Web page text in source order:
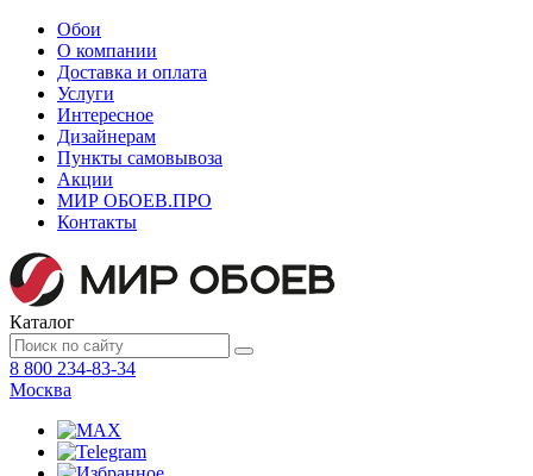
Обои
О компании
Доставка и оплата
Услуги
Интересное
Дизайнерам
Пункты самовывоза
Акции
МИР ОБОЕВ.ПРО
Контакты
Каталог
8 800 234-83-34
Москва